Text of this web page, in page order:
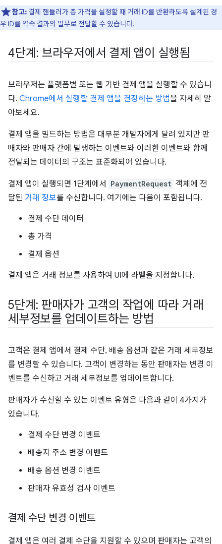
참고: 결제 핸들러가 총 가격을 설정할 때 거래 ID를 반환하도록 설계된 경
우 ID를 약속 결과의 일부로 전달할 수 있습니다.
4단계: 브라우저에서 결제 앱이 실행됨
브라우저는 플랫폼별 또는 웹 기반 결제 앱을 실행할 수 있습니
다. Chrome에서 실행할 결제 앱을 결정하는 방법을 자세히 알
아보세요.
결제 앱을 빌드하는 방법은 대부분 개발자에게 달려 있지만 판
매자와 판매자 간에 발생하는 이벤트와 이러한 이벤트와 함께
전달되는 데이터의 구조는 표준화되어 있습니다.
결제 앱이 실행되면 1단계에서 PaymentRequest 객체에 전
달된 거래 정보를 수신합니다. 여기에는 다음이 포함됩니다.
결제 수단 데이터
총 가격
결제 옵션
결제 앱은 거래 정보를 사용하여 UI에 라벨을 지정합니다.
5단계: 판매자가 고객의 작업에 따라 거래
세부정보를 업데이트하는 방법
고객은 결제 앱에서 결제 수단, 배송 옵션과 같은 거래 세부정보
를 변경할 수 있습니다. 고객이 변경하는 동안 판매자는 변경 이
벤트를 수신하고 거래 세부정보를 업데이트합니다.
판매자가 수신할 수 있는 이벤트 유형은 다음과 같이 4가지가
있습니다.
결제 수단 변경 이벤트
배송지 주소 변경 이벤트
배송 옵션 변경 이벤트
판매자 유효성 검사 이벤트
결제 수단 변경 이벤트
결제 앱은 여러 결제 수단을 지원할 수 있으며 판매자는 고객의